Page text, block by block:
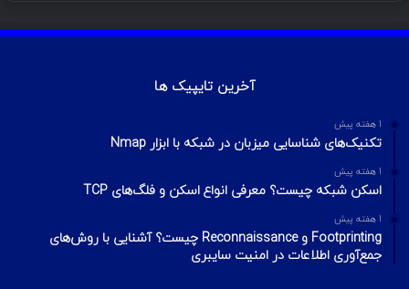
آخرین تایپیک ها
1 هفته پیش
تکنیک‌های شناسایی میزبان در شبکه با ابزار Nmap
1 هفته پیش
اسکن شبکه چیست؟ معرفی انواع اسکن و فلگ‌های TCP
1 هفته پیش
Footprinting و Reconnaissance چیست؟ آشنایی با روش‌های
جمع‌آوری اطلاعات در امنیت سایبری